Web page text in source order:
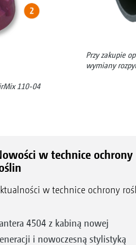
110-04
Przy zakupie
wymiany
w technice ochrony
w technice ochrony
4504 z kabiną nowej
i nowoczesną stylistyką